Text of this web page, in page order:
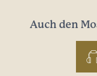
Auch den